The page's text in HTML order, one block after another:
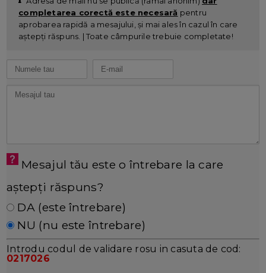
completarea corectă este necesară pentru
aprobarea rapidă a mesajului, și mai ales în cazul în care
aștepți răspuns. | Toate câmpurile trebuie completate!
Mesajul tău este o întrebare la care
aștepți răspuns?
DA (este întrebare)
NU (nu este întrebare)
Introdu codul de validare rosu in casuta de cod:
0217026